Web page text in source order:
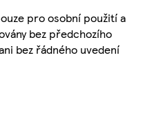
pro osobní použití a
bez předchozího
bez řádného uvedení